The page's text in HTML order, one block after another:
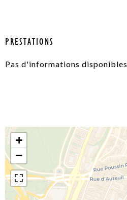
PRESTATIONS
Pas d'informations disponibles
+
−